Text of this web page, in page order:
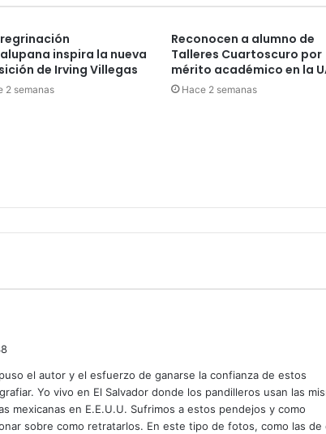
inspira la nueva
de Irving Villegas
2 semanas
Reconocen a alumno de
Talleres Cuartoscuro por
mérito académico en la
Hace 2 semanas
el autor y el esfuerzo de ganarse la confianza de estos
Yo vivo en El Salvador donde los pandilleros usan las
mexicanas en E.E.U.U. Sufrimos a estos pendejos y como
sobre como retratarlos. En este tipo de fotos, como las de